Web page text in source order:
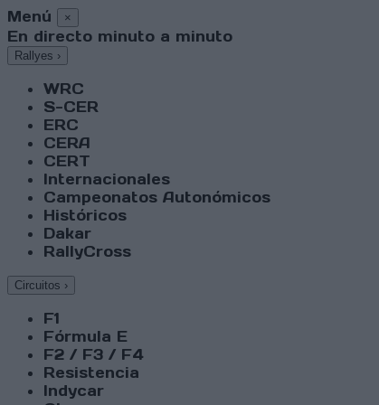
Menú ×
En directo minuto a minuto
Rallyes ›
WRC
S-CER
ERC
CERA
CERT
Internacionales
Campeonatos Autonómicos
Históricos
Dakar
RallyCross
Circuitos ›
F1
Fórmula E
F2 / F3 / F4
Resistencia
Indycar